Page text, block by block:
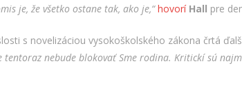
je, že všetko ostane tak, ako je,“ hovorí Hall pre
s novelizáciou vysokoškolského zákona črtá
tentoraz nebude blokovať Sme rodina. Kritickí sú